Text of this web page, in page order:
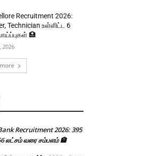
Recruitment 2026:
Technician உள்ளிட்ட 6
🏥
2026
Recruitment 2026: 395
லட்சம் வரை சம்பளம் 🏦